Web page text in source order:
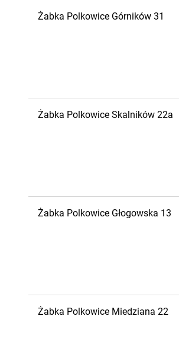
Żabka Polkowice Górników 31
Żabka Polkowice Skalników 22a
Żabka Polkowice Głogowska 13
Żabka Polkowice Miedziana 22